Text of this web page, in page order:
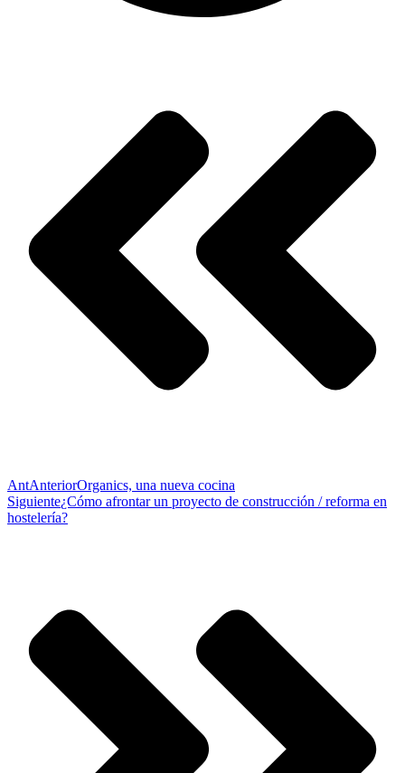
AntAnteriorOrganics, una nueva cocina
Siguiente¿Cómo afrontar un proyecto de construcción / reforma en
hostelería?